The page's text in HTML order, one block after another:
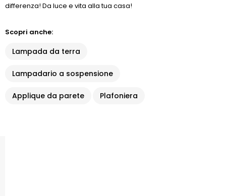
differenza! Da luce e vita alla tua casa!
Scopri anche:
Lampada da terra
Lampadario a sospensione
Applique da parete Plafoniera